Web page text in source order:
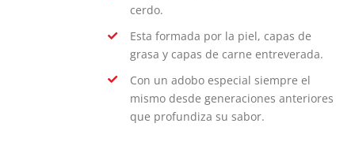
cerdo.
Esta formada por la piel, capas de
grasa y capas de carne entreverada.
Con un adobo especial siempre el
mismo desde generaciones anteriores
que profundiza su sabor.